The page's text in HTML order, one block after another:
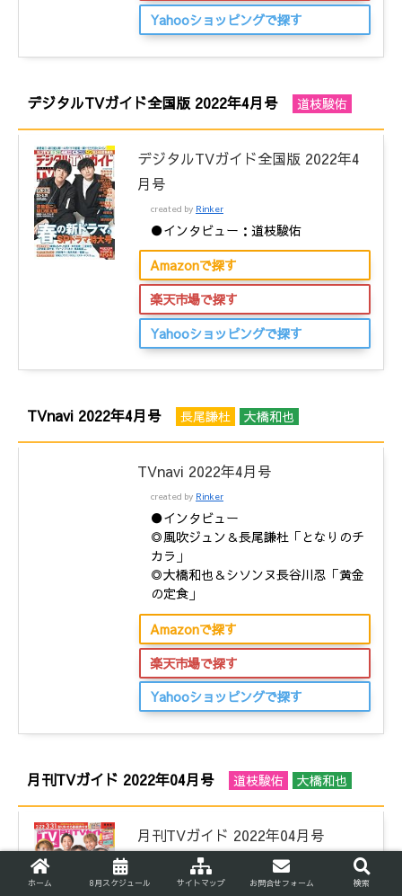
Yahooショッピングで探す
デジタルTVガイド全国版 2022年4月号 道枝駿佑
デジタルTVガイド全国版 2022年4
月号
created by Rinker
●インタビュー：道枝駿佑
Amazonで探す
楽天市場で探す
Yahooショッピングで探す
TVnavi 2022年4月号 長尾謙杜 大橋和也
TVnavi 2022年4月号
created by Rinker
●インタビュー
◎風吹ジュン＆長尾謙杜「となりのチ
カラ」
◎大橋和也＆シソンヌ長谷川忍「黄金
の定食」
Amazonで探す
楽天市場で探す
Yahooショッピングで探す
月刊TVガイド 2022年04月号 道枝駿佑 大橋和也
月刊TVガイド 2022年04月号
Rinker
◎春ドラマグラビア：道枝駿佑
ホーム 8月スケジュール サイトマップ お問合せフォーム 検索